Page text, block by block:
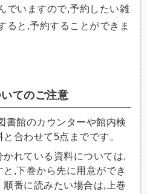
でいますので,予約したい雑
ると,予約することができま
てのご注意
書館のカウンターや館内検
合わせて5点までです。
かれている資料については,
,下巻から先に用意ができ
順番に読みたい場合は,上巻